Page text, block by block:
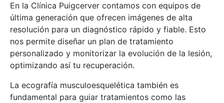
En la Clínica Puigcerver contamos con equipos de
última generación que ofrecen imágenes de alta
resolución para un diagnóstico rápido y fiable. Esto
nos permite diseñar un plan de tratamiento
personalizado y monitorizar la evolución de la lesión,
optimizando así tu recuperación.
La ecografía musculoesquelética también es
fundamental para guiar tratamientos como las